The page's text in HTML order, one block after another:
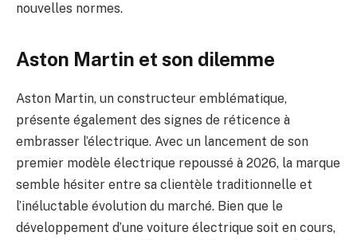
nouvelles normes.
Aston Martin et son dilemme
Aston Martin, un constructeur emblématique,
présente également des signes de réticence à
embrasser l’électrique. Avec un lancement de son
premier modèle électrique repoussé à 2026, la marque
semble hésiter entre sa clientèle traditionnelle et
l’inéluctable évolution du marché. Bien que le
développement d’une voiture électrique soit en cours,